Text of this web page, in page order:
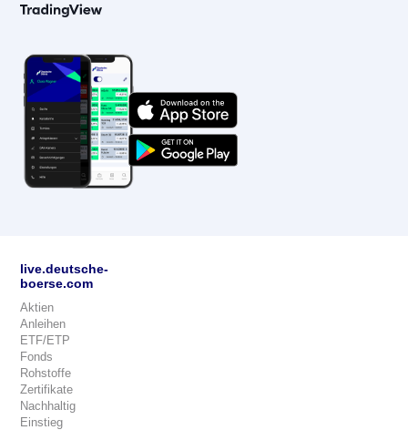
live.deutsche-
boerse.com
Aktien
Anleihen
ETF/ETP
Fonds
Rohstoffe
Zertifikate
Nachhaltig
Einstieg